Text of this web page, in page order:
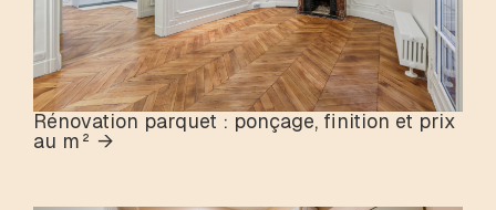
Rénovation parquet : ponçage, finition et prix
au m² →